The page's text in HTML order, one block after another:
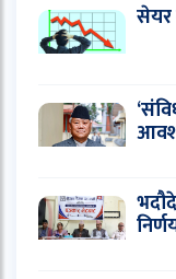
सेयर